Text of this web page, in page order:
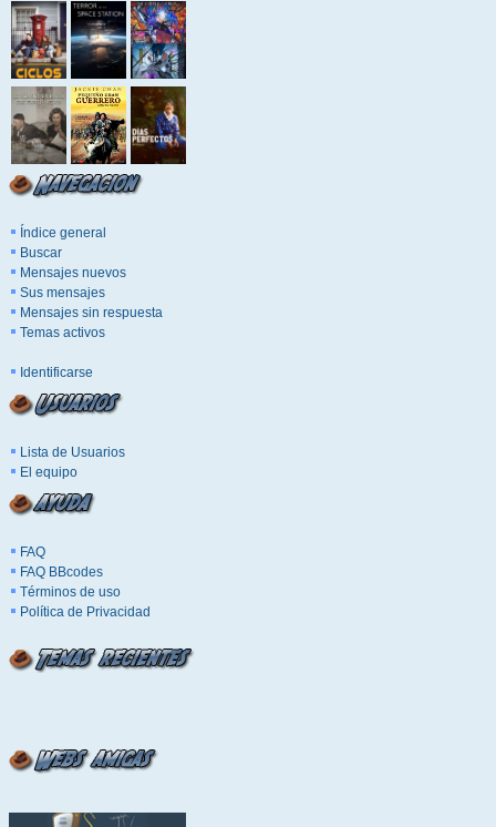
Índice general
Buscar
Mensajes nuevos
Sus mensajes
Mensajes sin respuesta
Temas activos
Identificarse
Lista de Usuarios
El equipo
FAQ
FAQ BBcodes
Términos de uso
Política de Privacidad